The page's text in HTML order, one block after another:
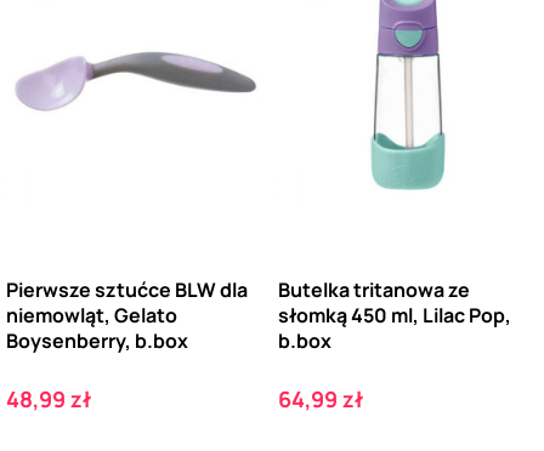
Pierwsze sztućce BLW dla
niemowląt, Gelato
Boysenberry, b.box
Cena
48,99 zł
Butelka tritanowa ze
słomką 450 ml, Lilac Pop,
b.box
Cena
64,99 zł